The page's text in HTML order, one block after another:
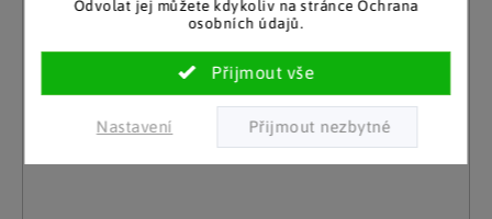
Odvolat jej můžete kdykoliv na stránce Ochrana
osobních údajů.
Nastavení